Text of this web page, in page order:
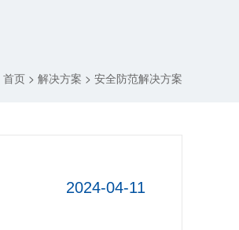
首页 > 解决方案 > 安全防范解决方案
2024-04-11